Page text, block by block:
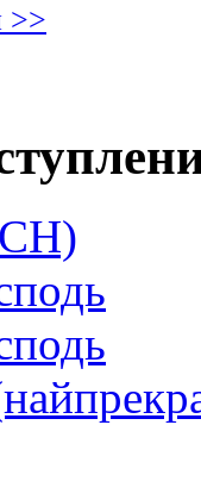
>>